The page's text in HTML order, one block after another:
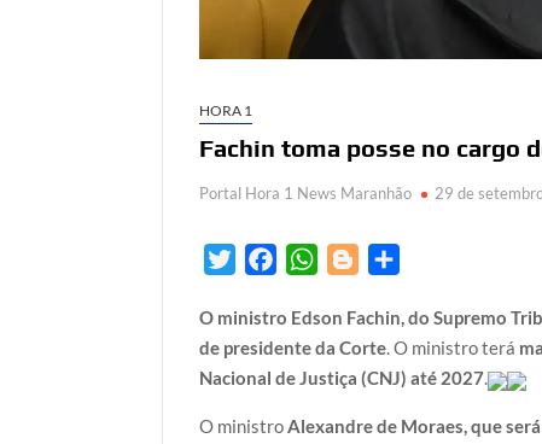
HORA 1
Fachin toma posse no cargo
Portal Hora 1 News Maranhão 29 de
i
t
t
c
e
b
W
a
t
s
o
g
g
a
r
e
O ministro Edson Fachin, do Supremo
de presidente da Corte. O ministro terá
Nacional de Justiça (CNJ) até 2027.
O ministroAlexandre de Moraes, que